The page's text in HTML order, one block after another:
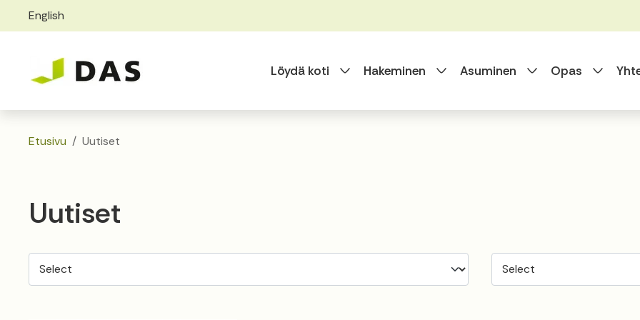
Skip to main content
English
Löydä koti Vaihda alasvetovalikkoa
Hakeminen Vaihda alasvetovalikkoa
Asuminen Vaihda
Opas
Etusivu Uutiset
Uutiset